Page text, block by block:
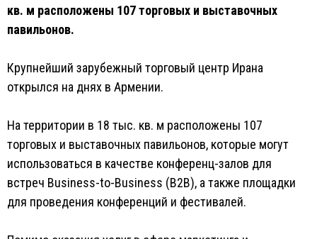
кв. м расположены 107 торговых и выставочных
павильонов.
Крупнейший зарубежный торговый центр Ирана
открылся на днях в Армении.
На территории в 18 тыс. кв. м расположены 107
торговых и выставочных павильонов, которые могут
использоваться в качестве конференц-залов для
встреч Business-to-Business (B2B), а также площадки
для проведения конференций и фестивалей.